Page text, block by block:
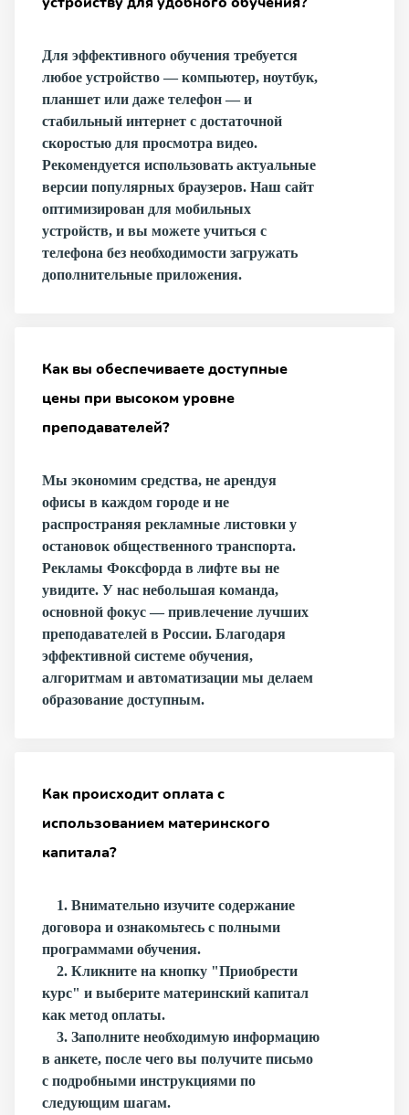
Для эффективного обучения требуется
любое устройство — компьютер, ноутбук,
планшет или даже телефон — и
стабильный интернет с достаточной
скоростью для просмотра видео.
Рекомендуется использовать актуальные
версии популярных браузеров. Наш сайт
оптимизирован для мобильных
устройств, и вы можете учиться с
телефона без необходимости загружать
дополнительные приложения.
Как вы обеспечиваете доступные
цены при высоком уровне
преподавателей?
Мы экономим средства, не арендуя
офисы в каждом городе и не
распространяя рекламные листовки у
остановок общественного транспорта.
Рекламы Фоксфорда в лифте вы не
увидите. У нас небольшая команда,
основной фокус — привлечение лучших
преподавателей в России. Благодаря
эффективной системе обучения,
алгоритмам и автоматизации мы делаем
образование доступным.
Как происходит оплата с
использованием материнского
капитала?
1. Внимательно изучите содержание
договора и ознакомьтесь с полными
программами обучения.
2. Кликните на кнопку "Приобрести
курс" и выберите материнский капитал
как метод оплаты.
3. Заполните необходимую информацию
в анкете, после чего вы получите письмо
с подробными инструкциями по
следующим шагам.